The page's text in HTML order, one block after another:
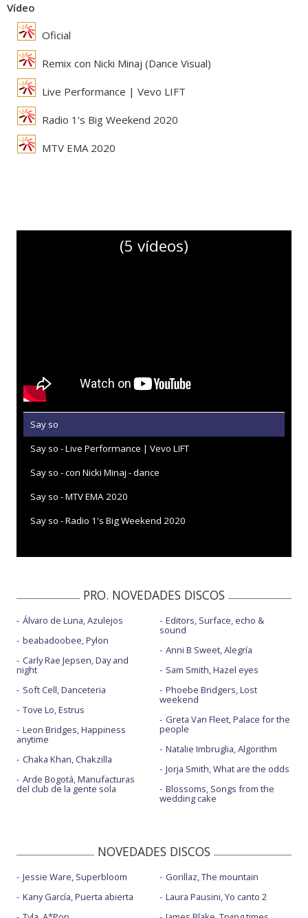
Vídeo
Oficial
Remix con Nicki Minaj (Dance Visual)
Live Performance | Vevo LIFT
Radio 1's Big Weekend 2020
MTV EMA 2020
(5 vídeos)
Say so
Say so - Live Performance | Vevo LIFT
Say so - con Nicki Minaj - dance
Say so - MTV EMA 2020
Say so - Radio 1's Big Weekend 2020
PRO. NOVEDADES DISCOS
Álvaro de Luna, Azulejos
beabadoobee, Pylon
Carly Rae Jepsen, Day and
night
Soft Cell, Danceteria
Tove Lo, Estrus
Leon Bridges, Happiness
anytime
Chaka Khan, Chakzilla
Arde Bogotá, Manufacturas
del club de la gente sola
Editors, Surface, echo &
sound
Anni B Sweet, Alegría
Sam Smith, Hazel eyes
Phoebe Bridgers, Lost
weekend
Greta Van Fleet, Palace for the
people
Natalie Imbruglia, Algorithm
Jorja Smith, What are the odds
Blossoms, Songs from the
wedding cake
NOVEDADES DISCOS
Jessie Ware, Superbloom
Kany García, Puerta abierta
Gorillaz, The mountain
Laura Pausini, Yo canto 2